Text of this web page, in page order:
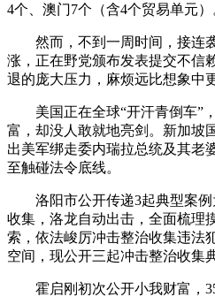
4个、澳门7个（含4个贸易单元）
然而，不到一周时间，接连
涨，正在野党颁布发表提交不信
退的庞大压力，麻烦远比想象中
美国正在全球“开汗青倒车”
富，却没人敢就地亮剑。新加坡
出美军绑走委内瑞拉总统及其老
至触碰法令底线。
洛阳市公开传递3起典型案例
收集，洛龙自动出击，全面梳理
索，依法峻厉冲击整治收集违法
空间，现公开三起冲击整治收集
霍启刚初次公开小我财富，